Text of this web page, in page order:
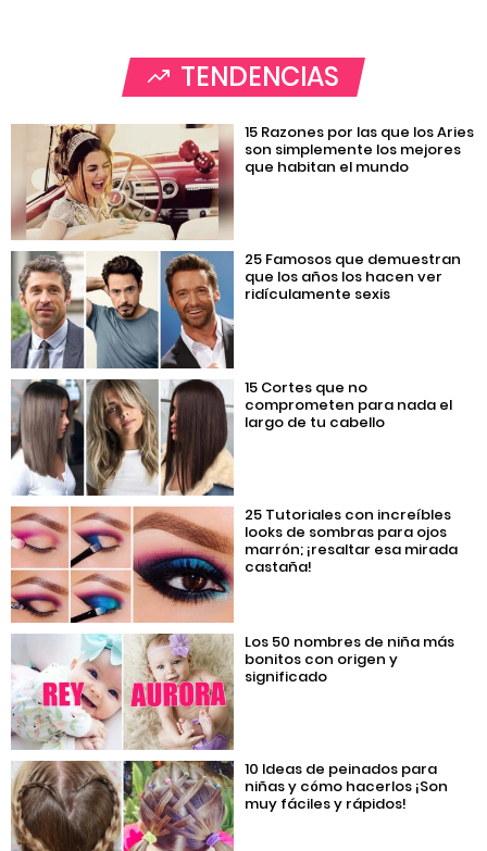
TENDENCIAS
15 Razones por las que los Aries
son simplemente los mejores
que habitan el mundo
25 Famosos que demuestran
que los años los hacen ver
ridículamente sexis
15 Cortes que no
comprometen para nada el
largo de tu cabello
25 Tutoriales con increíbles
looks de sombras para ojos
marrón; ¡resaltar esa mirada
castaña!
Los 50 nombres de niña más
bonitos con origen y
significado
10 Ideas de peinados para
niñas y cómo hacerlos ¡Son
muy fáciles y rápidos!